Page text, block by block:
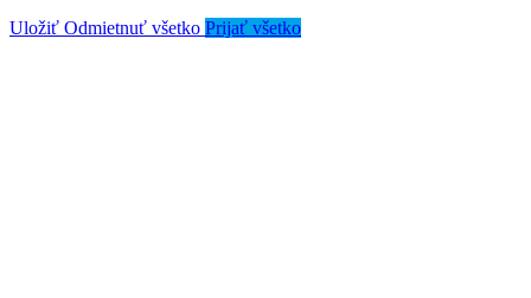
Uložiť Odmietnuť všetko Prijať všetko